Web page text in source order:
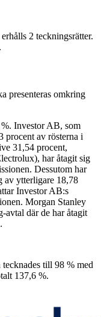
2 teckningsrätter.
presenteras omkring
Investor AB, som
procent av rösterna i
31,54 procent,
har åtagit sig
Dessutom har
av ytterligare 18,78
Investor AB:s
Morgan Stanley
avtal där de har åtagit
till 98 % med
137,6 %.